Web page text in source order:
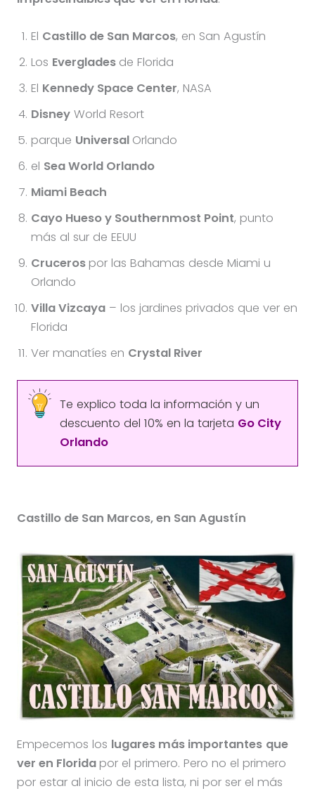
El Castillo de San Marcos, en San Agustín
Los Everglades de Florida
El Kennedy Space Center, NASA
DisneyWorld Resort
parque Universal Orlando
el Sea World Orlando
Miami Beach
Cayo Hueso y Southernmost Point, punto
más al sur de EEUU
Cruceros por las Bahamas desde Miami u
Orlando
Villa Vizcaya– los jardines privados que ver en
Florida
Ver manatíes en Crystal River
Te explico toda la información y un
descuento del 10% en la tarjeta Go City
Orlando
Castillo de San Marcos, en San Agustín
Empecemos los lugares más importantes que
ver en Florida por el primero. Pero no el primero
por estar al inicio de esta lista, ni por ser el más